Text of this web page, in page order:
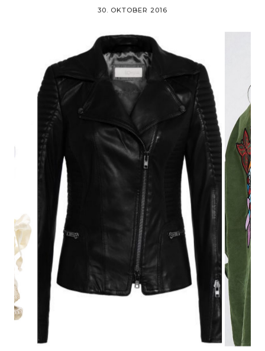
30. OKTOBER 2016